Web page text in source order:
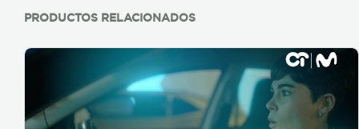
PRODUCTOS RELACIONADOS